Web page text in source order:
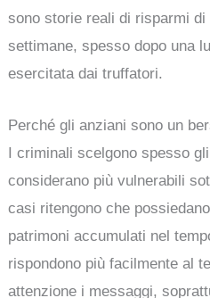
sono storie reali di risparmi
settimane, spesso dopo una
esercitata dai truffatori.
Perché gli anziani sono un
I criminali scelgono spesso
considerano più vulnerabili
casi ritengono che
patrimoni accumulati nel
rispondono più facilmente al
attenzione i messaggi,